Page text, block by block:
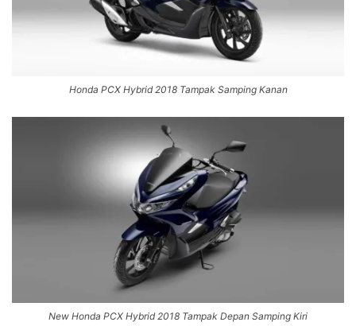
Honda PCX Hybrid 2018 Tampak Samping Kanan
New Honda PCX Hybrid 2018 Tampak Depan Samping Kiri